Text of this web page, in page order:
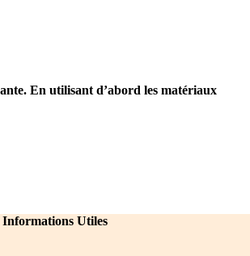
En utilisant d’abord les matériaux
Informations Utiles